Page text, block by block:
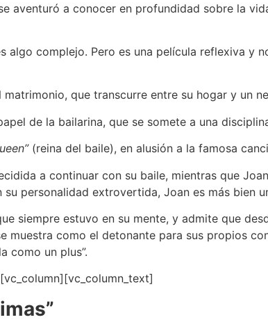
aventuró a conocer en profundidad sobre la
algo complejo. Pero es una película reflexiva y
que transcurre entre su hogar y un
de la bailarina, que se somete a una
(reina del baile), en alusión a la famosa
a continuar con su baile, mientras que
personalidad extrovertida, Joan es más bien
siempre estuvo en su mente, y admite que
muestra como el detonante para sus propios
como un plus”.